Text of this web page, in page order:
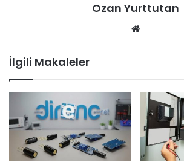
Ozan Yurttutan
İlgili Makaleler